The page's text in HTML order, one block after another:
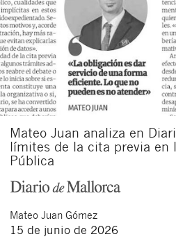
Mateo Juan analiza en
límites de la cita previa en
Pública
Mateo Juan Gómez
15 de junio de 2026